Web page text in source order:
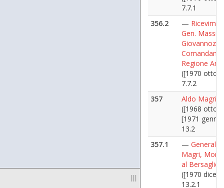
|||
7.7.1
356.2
—
Gen.
Giovannozzi,
Regione
([1970
7.7.2
357
Aldo Magri
([1968
[1971
13.2
357.1
— Generale
Magri,
al
([1970
13.2.1